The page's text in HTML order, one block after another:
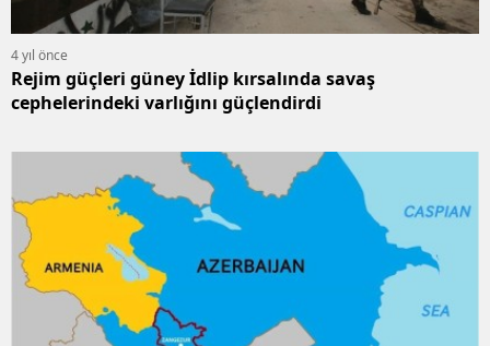
4 yıl önce
Rejim güçleri güney İdlip kırsalında savaş
cephelerindeki varlığını güçlendirdi